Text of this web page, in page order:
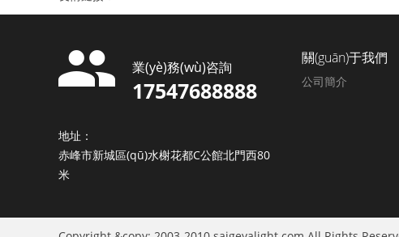
業(yè)務(wù)咨詢
17547688888
地址：
赤峰市新城區(qū)水榭花都C公館北門西80
米
關(guān)于我們
公司簡介